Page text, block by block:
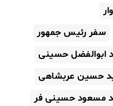
سفر رئیس جمهور
ابوالفضل حسینی
حسین عربشاهی
مسعود حسینی فر